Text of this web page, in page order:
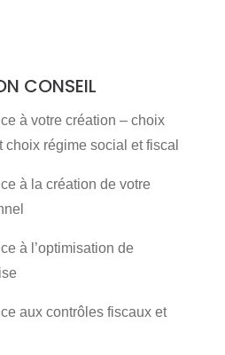
CONSEIL
à votre création – choix
choix régime social et fiscal
à la création de votre
à l’optimisation de
aux contrôles fiscaux et